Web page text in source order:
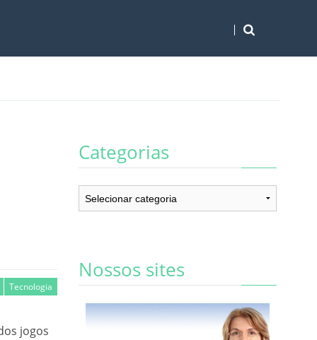
Tecnologia
jogos
Categorias
Categorias
Nossos sites